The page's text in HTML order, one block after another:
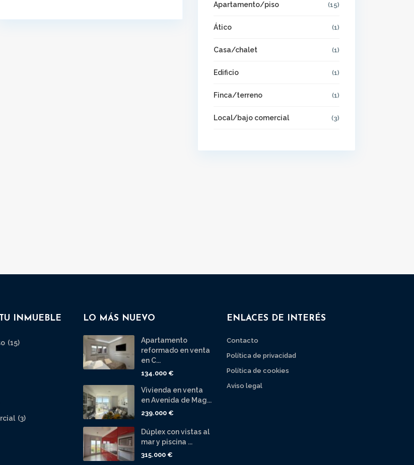
Apartamento/piso (15)
Ático (1)
Casa/chalet (1)
Edificio (1)
Finca/terreno (1)
Local/bajo comercial (3)
INMUEBLE
(15)
(3)
LO MÁS NUEVO
Apartamento
reformado en venta
en C...
134.000 €
Vivienda en venta
en Avenida de Mag...
239.000 €
Dúplex con vistas al
mar y piscina ...
315.000 €
ENLACES DE INTERÉS
Contacto
Política de privacidad
Política de cookies
Aviso legal